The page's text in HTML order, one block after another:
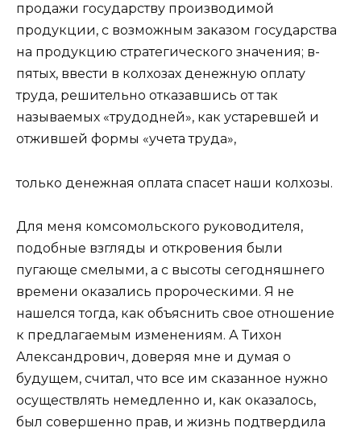
продажи государству производимой
продукции, с возможным заказом государства
на продукцию стратегического значения; в-
пятых, ввести в колхозах денежную оплату
труда, решительно отказавшись от так
называемых «трудодней», как устаревшей и
отжившей формы «учета труда»,
только денежная оплата спасет наши колхозы.
Для меня комсомольского руководителя,
подобные взгляды и откровения были
пугающе смелыми, а с высоты сегодняшнего
времени оказались пророческими. Я не
нашелся тогда, как объяснить свое отношение
к предлагаемым изменениям. А Тихон
Александрович, доверяя мне и думая о
будущем, считал, что все им сказанное нужно
осуществлять немедленно и, как оказалось,
был совершенно прав, и жизнь подтвердила